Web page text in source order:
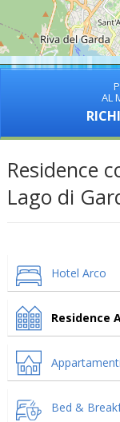
AL
Residence
Lago di
Hotel Arco
Residence
Bed &